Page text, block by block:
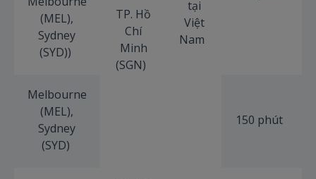
tại
Việt
Nam
(MEL),
Sydney
(SYD))
TP. Hồ
Chí
Minh
(SGN)
Melbourne
(MEL),
Sydney
(SYD)
150 phút